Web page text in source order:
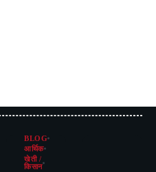
BLOG
आर्थिक
खेती /
किसान